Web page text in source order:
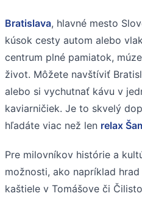
Bratislava, hlavné mesto
kúsok cesty autom alebo
centrum plné pamiatok,
život. Môžete navštíviť
alebo si vychutnať kávu v
kaviarničiek. Je to skvelý
hľadáte viac než len relax
Pre milovníkov histórie a
možnosti, ako napríklad
kaštiele v Tomášove či